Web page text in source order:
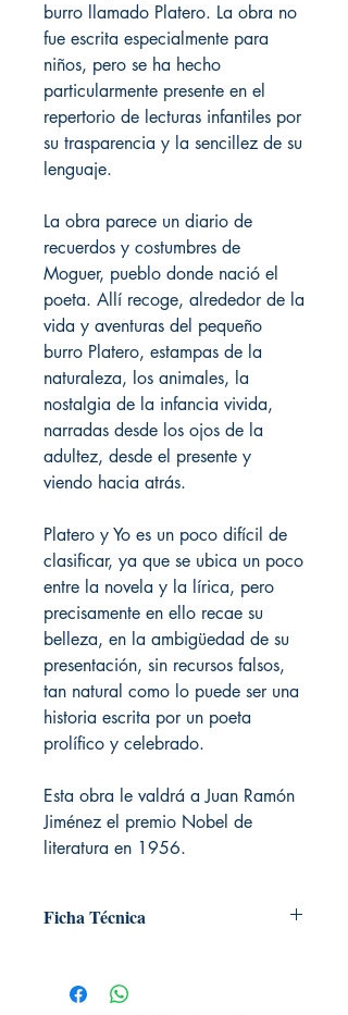
burro llamado Platero. La obra no
fue escrita especialmente para
niños, pero se ha hecho
particularmente presente en el
repertorio de lecturas infantiles por
su trasparencia y la sencillez de su
lenguaje.
La obra parece un diario de
recuerdos y costumbres de
Moguer, pueblo donde nació el
poeta. Allí recoge, alrededor de la
vida y aventuras del pequeño
burro Platero, estampas de la
naturaleza, los animales, la
nostalgia de la infancia vivida,
narradas desde los ojos de la
adultez, desde el presente y
viendo hacia atrás.
Platero y Yo es un poco difícil de
clasificar, ya que se ubica un poco
entre la novela y la lírica, pero
precisamente en ello recae su
belleza, en la ambigüedad de su
presentación, sin recursos falsos,
tan natural como lo puede ser una
historia escrita por un poeta
prolífico y celebrado.
Esta obra le valdrá a Juan Ramón
Jiménez el premio Nobel de
literatura en 1956.
Ficha Técnica
Editorial: Pluton
Idioma: Castellano